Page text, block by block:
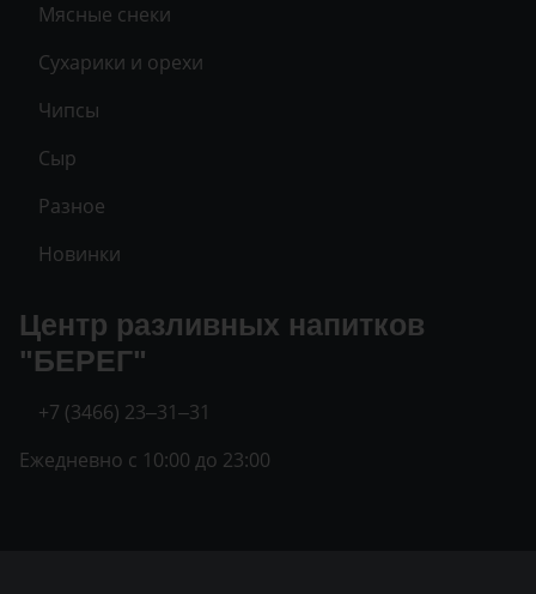
Мясные снеки
Сухарики и орехи
Чипсы
Сыр
Разное
Новинки
Центр разливных напитков
"БЕРЕГ"
+7 (3466) 23‒31‒31
Ежедневно с 10:00 до 23:00